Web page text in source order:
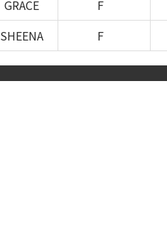
GRACE
F
SHEENA
F